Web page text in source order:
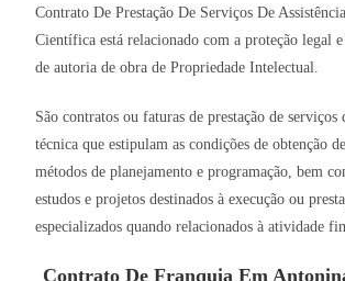
Contrato De Prestação De Serviços De
Científica está relacionado com a proteção legal
de autoria de obra de Propriedade Intelectual.
São contratos ou faturas de prestação de serviços
técnica que estipulam as condições de obtenção
métodos de planejamento e programação, bem
estudos e projetos destinados à execução ou
especializados quando relacionados à atividade
Contrato De Franquia Em